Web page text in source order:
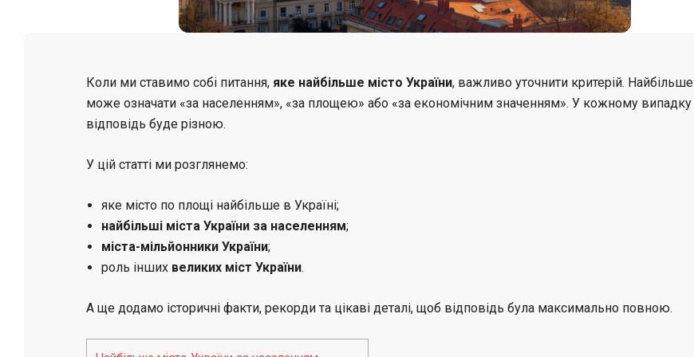
Коли ми ставимо собі питання, яке найбільше місто України, важливо уточнити критерій. Найбільше
може означати «за населенням», «за площею» або «за економічним значенням». У кожному випадку
відповідь буде різною.
У цій статті ми розглянемо:
яке місто по площі найбільше в Україні;
найбільші міста України за населенням;
міста-мільйонники України;
роль інших великих міст України.
А ще додамо історичні факти, рекорди та цікаві деталі, щоб відповідь була максимально повною.